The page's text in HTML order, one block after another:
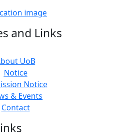
and Links
UoB
Notice
Notice
& Events
Contact